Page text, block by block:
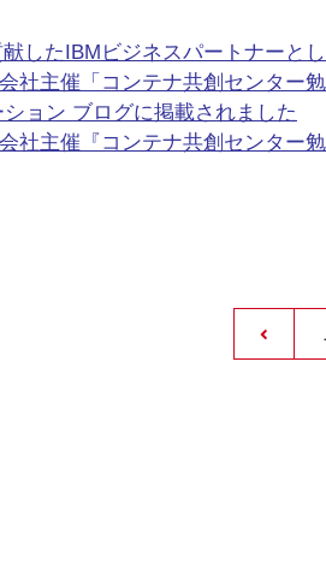
したIBMビジネスパートナーと
社主催「コンテナ共創センター
ョン ブログに掲載されました
社主催『コンテナ共創センター